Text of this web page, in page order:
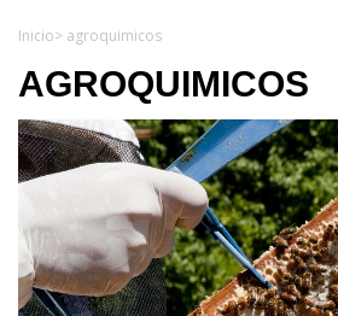
Inicio> agroquimicos
AGROQUIMICOS